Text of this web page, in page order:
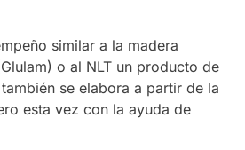
similar a la madera
o al NLT un producto de
se elabora a partir de la
esta vez con la ayuda de